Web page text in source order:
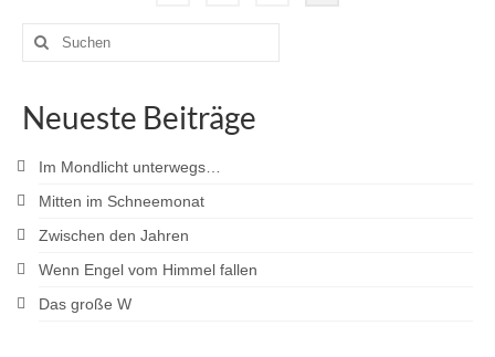
der
Beiträge
Suche
nach:
Neueste Beiträge
Im Mondlicht unterwegs…
Mitten im Schneemonat
Zwischen den Jahren
Wenn Engel vom Himmel fallen
Das große W